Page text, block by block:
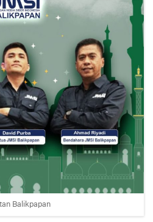
Balikpapan